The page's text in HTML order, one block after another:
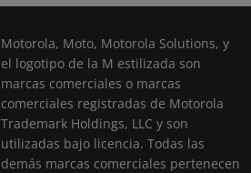
Motorola, Moto, Motorola Solutions, y
el logotipo de la M estilizada son
marcas comerciales o marcas
comerciales registradas de Motorola
Trademark Holdings, LLC y son
utilizadas bajo licencia. Todas las
demás marcas comerciales pertenecen